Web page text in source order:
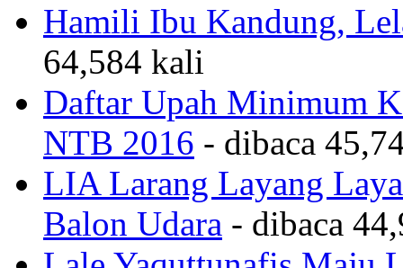
Hamili Ibu Kandung,
64,584 kali
Daftar Upah Minimum
NTB 2016 - dibaca
LIA Larang Layang
Balon Udara - dibaca